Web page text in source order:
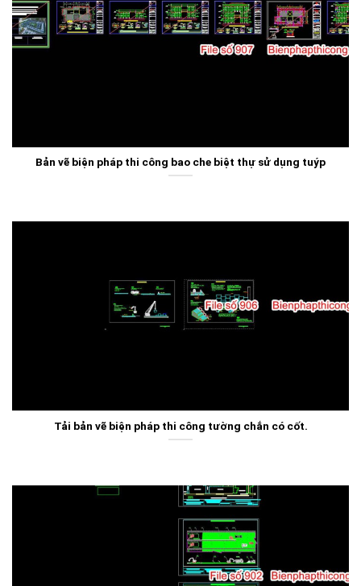
Bản vẽ biện pháp thi công bao che biệt thự sử dụng tuýp
Tải bản vẽ biện pháp thi công tường chắn có cốt.